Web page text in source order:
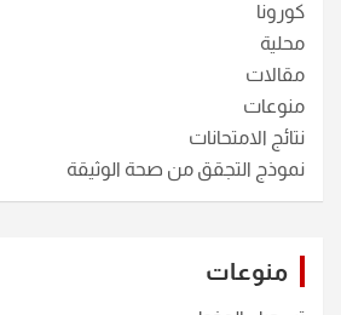
كورونا
محلية
مقالات
منوعات
نتائج الامتحانات
نموذج التجقق من صحة الوثيقة
منوعات